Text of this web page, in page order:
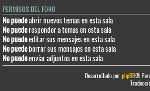
PERMISOS DEL FORO
No puedeabrir nuevos temas en esta sala
No puederesponder a temas en esta sala
No puedeeditar sus mensajes en esta sala
No puedeborrar sus mensajes en esta sala
No puedeenviar adjuntos en esta sala
Desarrollado porphpBB®